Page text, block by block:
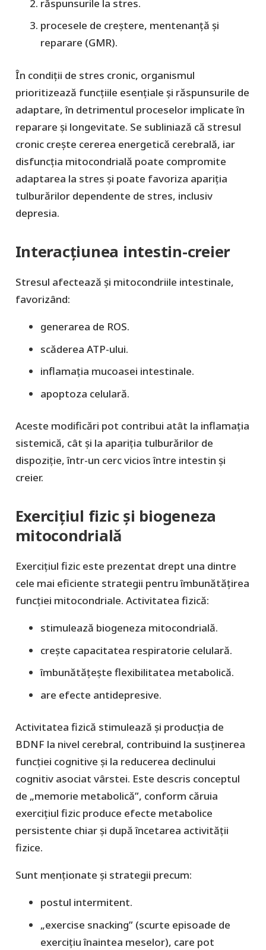
răspunsurile la stres.
procesele de creștere, mentenanță și
reparare (GMR).
În condiții de stres cronic, organismul
prioritizează funcțiile esențiale și răspunsurile de
adaptare, în detrimentul proceselor implicate în
reparare și longevitate. Se subliniază că stresul
cronic crește cererea energetică cerebrală, iar
disfuncția mitocondrială poate compromite
adaptarea la stres și poate favoriza apariția
tulburărilor dependente de stres, inclusiv
depresia.
Interacțiunea intestin-creier
Stresul afectează și mitocondriile intestinale,
favorizând:
generarea de ROS.
scăderea ATP-ului.
inflamația mucoasei intestinale.
apoptoza celulară.
Aceste modificări pot contribui atât la inflamația
sistemică, cât și la apariția tulburărilor de
dispoziție, într-un cerc vicios între intestin și
creier.
Exercițiul fizic și biogeneza
mitocondrială
Exercițiul fizic este prezentat drept una dintre
cele mai eficiente strategii pentru îmbunătățirea
funcției mitocondriale. Activitatea fizică:
stimulează biogeneza mitocondrială.
crește capacitatea respiratorie celulară.
îmbunătățește flexibilitatea metabolică.
are efecte antidepresive.
Activitatea fizică stimulează și producția de
BDNF la nivel cerebral, contribuind la susținerea
funcției cognitive și la reducerea declinului
cognitiv asociat vârstei. Este descris conceptul
de „memorie metabolică”, conform căruia
exercițiul fizic produce efecte metabolice
persistente chiar și după încetarea activității
fizice.
Sunt menționate și strategii precum:
postul intermitent.
„exercise snacking” (scurte episoade de
exercițiu înaintea meselor), care pot